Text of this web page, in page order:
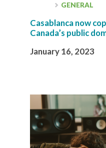
GENERAL
Casablanca now
Canada’s public
January 16, 2023